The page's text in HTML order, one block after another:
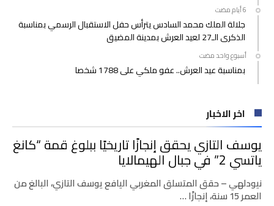
جلالة الملك محمد السادس يترأس حفل الاستقبال الرسمي بمناسبة
الذكرى الـ27 لعيد العرش بمدينة المضيق
‫‫‫‏‫أسبوع واحد مضت‬
بمناسبة عيد العرش.. عفو ملكي على 1788 شخصا
اخر الاخبار
يوسف التازي يحقق إنجازًا تاريخيًا ببلوغ قمة “كانغ
ياتسي 2” في جبال الهيمالايا
نيودلهي – حقق المتسلق المغربي اليافع يوسف التازي، البالغ من
العمر 15 سنة، إنجازًا …